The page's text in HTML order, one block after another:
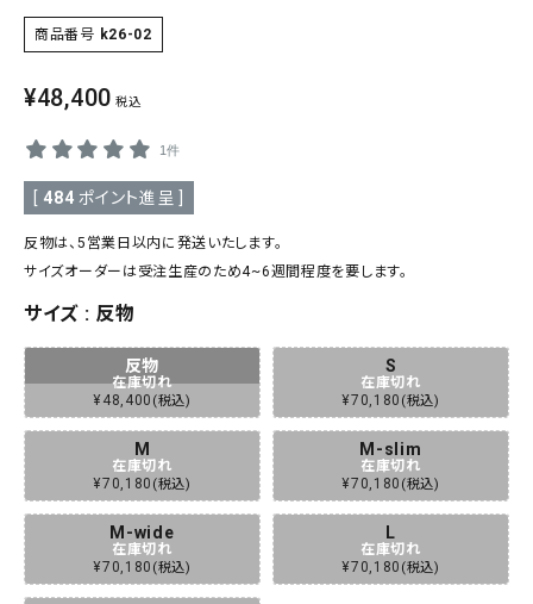
tune 絞り込んで検索
SALE
帯結び動画
キモノ読ミモノ
SHOPPING GUIDE
INFORMATION
商品番号 k26-02
¥48,400 税込
1件
484 ポイント進呈 ]
反物は、5営業日以内に発送いたします。
サイズオーダーは受注生産のため4~6週間程度を要します。
サイズ 反物
反物
在庫切れ
¥48,400 税込
S
在庫切れ
¥70,180 税込
M
在庫切れ
¥70,180 税込
M-slim
在庫切れ
¥70,180 税込
M-wide
在庫切れ
¥70,180 税込
L
在庫切れ
¥70,180 税込